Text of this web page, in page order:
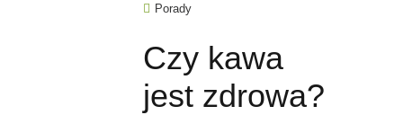
Porady
Czy kawa
jest zdrowa?